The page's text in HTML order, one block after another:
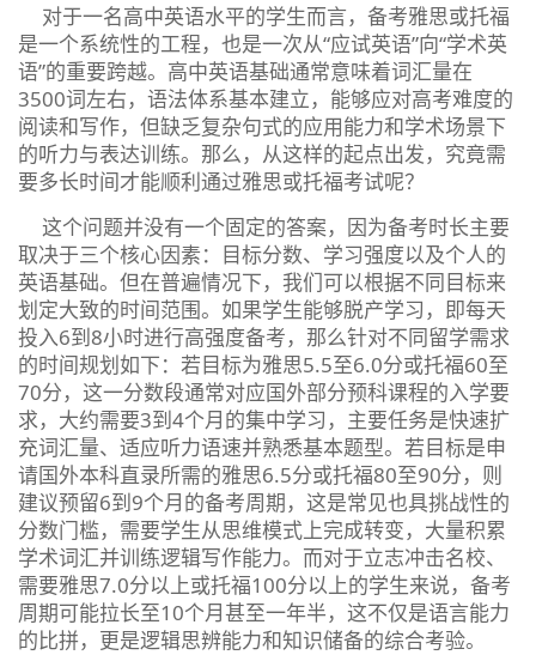
对于一名高中英语水平的学生而言，备考雅思或托福
是一个系统性的工程，也是一次从“应试英语”向“学术英
语”的重要跨越。高中英语基础通常意味着词汇量在
3500词左右，语法体系基本建立，能够应对高考难度的
阅读和写作，但缺乏复杂句式的应用能力和学术场景下
的听力与表达训练。那么，从这样的起点出发，究竟需
要多长时间才能顺利通过雅思或托福考试呢？
这个问题并没有一个固定的答案，因为备考时长主要
取决于三个核心因素：目标分数、学习强度以及个人的
英语基础。但在普遍情况下，我们可以根据不同目标来
划定大致的时间范围。如果学生能够脱产学习，即每天
投入6到8小时进行高强度备考，那么针对不同留学需求
的时间规划如下：若目标为雅思5.5至6.0分或托福60至
70分，这一分数段通常对应国外部分预科课程的入学要
求，大约需要3到4个月的集中学习，主要任务是快速扩
充词汇量、适应听力语速并熟悉基本题型。若目标是申
请国外本科直录所需的雅思6.5分或托福80至90分，则
建议预留6到9个月的备考周期，这是常见也具挑战性的
分数门槛，需要学生从思维模式上完成转变，大量积累
学术词汇并训练逻辑写作能力。而对于立志冲击名校、
需要雅思7.0分以上或托福100分以上的学生来说，备考
周期可能拉长至10个月甚至一年半，这不仅是语言能力
的比拼，更是逻辑思辨能力和知识储备的综合考验。